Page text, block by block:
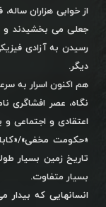
از خوابی هزاران
جعلی می بخشیدند و
رسیدن به آزادی
دیگر.
هم اکنون اسرار به
نگاه، عصر افشاگری
اعتقادی و اجتماعی
«حکومت مخفی»/
تاریخ زمین بسیار
بسیار متفاوت.
انسانهایی که بیدار